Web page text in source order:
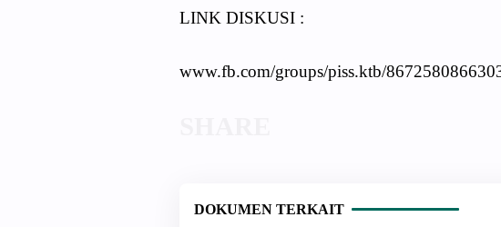
LINK DISKUSI :
www.fb.com/groups/piss.ktb/
DOKUMEN TERKAIT